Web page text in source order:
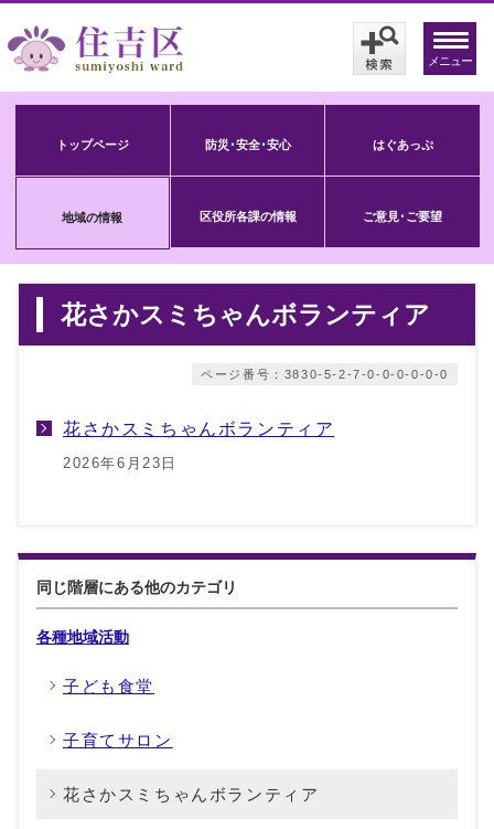
メニュー
トップページ 防災･安全･安心 はぐあっぷ
地域の情報 区役所各課の情報 ご意見･ご要望
花さかスミちゃんボランティア
ページ番号：3830-5-2-7-0-0-0-0-0-0
花さかスミちゃんボランティア
2026年6月23日
同じ階層にある他のカテゴリ
各種地域活動
子ども食堂
子育てサロン
花さかスミちゃんボランティア